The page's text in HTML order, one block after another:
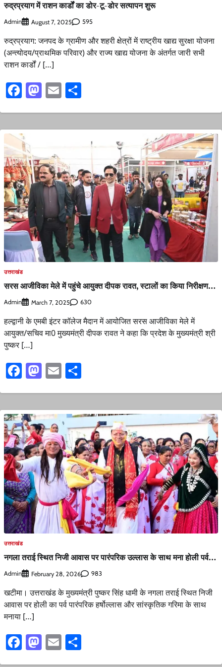
रुद्रप्रयाग में राशन कार्डों का डोर-टू-डोर सत्यापन शुरू
Admin August 7, 2025 595
रुद्रप्रयाग: जनपद के ग्रामीण और शहरी क्षेत्रों में राष्ट्रीय खाद्य सुरक्षा योजना
(अन्त्योदय/प्राथमिक परिवार) और राज्य खाद्य योजना के अंतर्गत जारी सभी
राशन कार्डों / […]
Facebook
Mastodon
Email
उत्तराखंड
सरस आजीविका मेले में पहुंचे आयुक्त दीपक रावत, स्टालों का किया निरीक्षण…
Admin March 7, 2025 630
हल्द्वानी के एमबी इंटर कॉलेज मैदान में आयोजित सरस आजीविका मेले में
आयुक्त/सचिव मा0 मुख्यमंत्री दीपक रावत ने कहा कि प्रदेश के मुख्यमंत्री श्री
पुष्कर […]
Facebook
Mastodon
Email
उत्तराखंड
नगला तराई स्थित निजी आवास पर पारंपरिक उल्लास के साथ मना होली पर्व…
Admin February 28, 2026 983
खटीमा। उत्तराखंड के मुख्यमंत्री पुष्कर सिंह धामी के नगला तराई स्थित निजी
आवास पर होली का पर्व पारंपरिक हर्षोल्लास और सांस्कृतिक गरिमा के साथ
मनाया […]
Facebook
Mastodon
Email